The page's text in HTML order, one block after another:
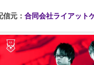
信元： 合同会社ライアット